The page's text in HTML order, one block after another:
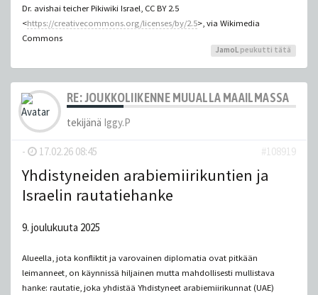
Dr. avishai teicher Pikiwiki Israel, CC BY 2.5
<https://creativecommons.org/licenses/by/2.5>, via Wikimedia
Commons
JamoL peukutti tätä
RE: JOUKKOLIIKENNE MUUALLA MAAILMASSA
tekijänä Iggy.P
- 17.02.26 08:45 #108919
Yhdistyneiden arabiemiirikuntien ja
Israelin rautatiehanke
9. joulukuuta 2025
Alueella, jota konfliktit ja varovainen diplomatia ovat pitkään
leimanneet, on käynnissä hiljainen mutta mahdollisesti mullistava
hanke: rautatie, joka yhdistää Yhdistyneet arabiemiirikunnat (UAE)